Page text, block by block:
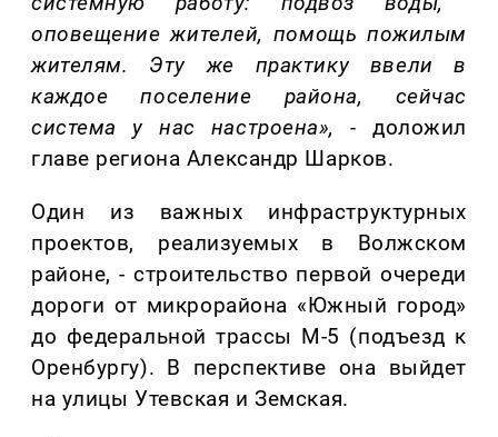
оповещение жителей, помощьпожилым
жителям. Эту же практику ввели в
каждое поселение района, сейчас
система у нас настроена», -доложил
главе региона Александр Шарков.
Один из важных инфраструктурных
проектов, реализуемых в Волжском
районе, - строительство первой очереди
дороги от микрорайона «Южный город»
до федеральной трассы М-5 (подъезд к
Оренбургу). В перспективе она выйдет
на улицы Утевская и Земская.